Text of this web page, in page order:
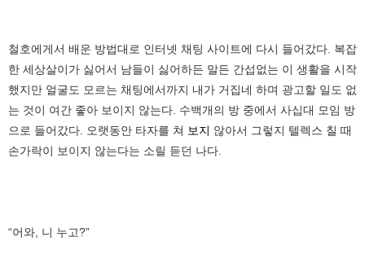
철호에게서 배운 방법대로 인터넷 채팅 사이트에 다시 들어갔다. 복잡
한 세상살이가 싫어서 남들이 싫어하든 말든 간섭없는 이 생활을 시작
했지만 얼굴도 모르는 채팅에서까지 내가 거집네 하며 광고할 일도 없
는 것이 여간 좋아 보이지 않는다. 수백개의 방 중에서 사십대 모임 방
으로 들어갔다. 오랫동안 타자를 쳐 보지 않아서 그렇지 텔렉스 칠 때
손가락이 보이지 않는다는 소릴 듣던 나다.
“어와, 니 누고?”